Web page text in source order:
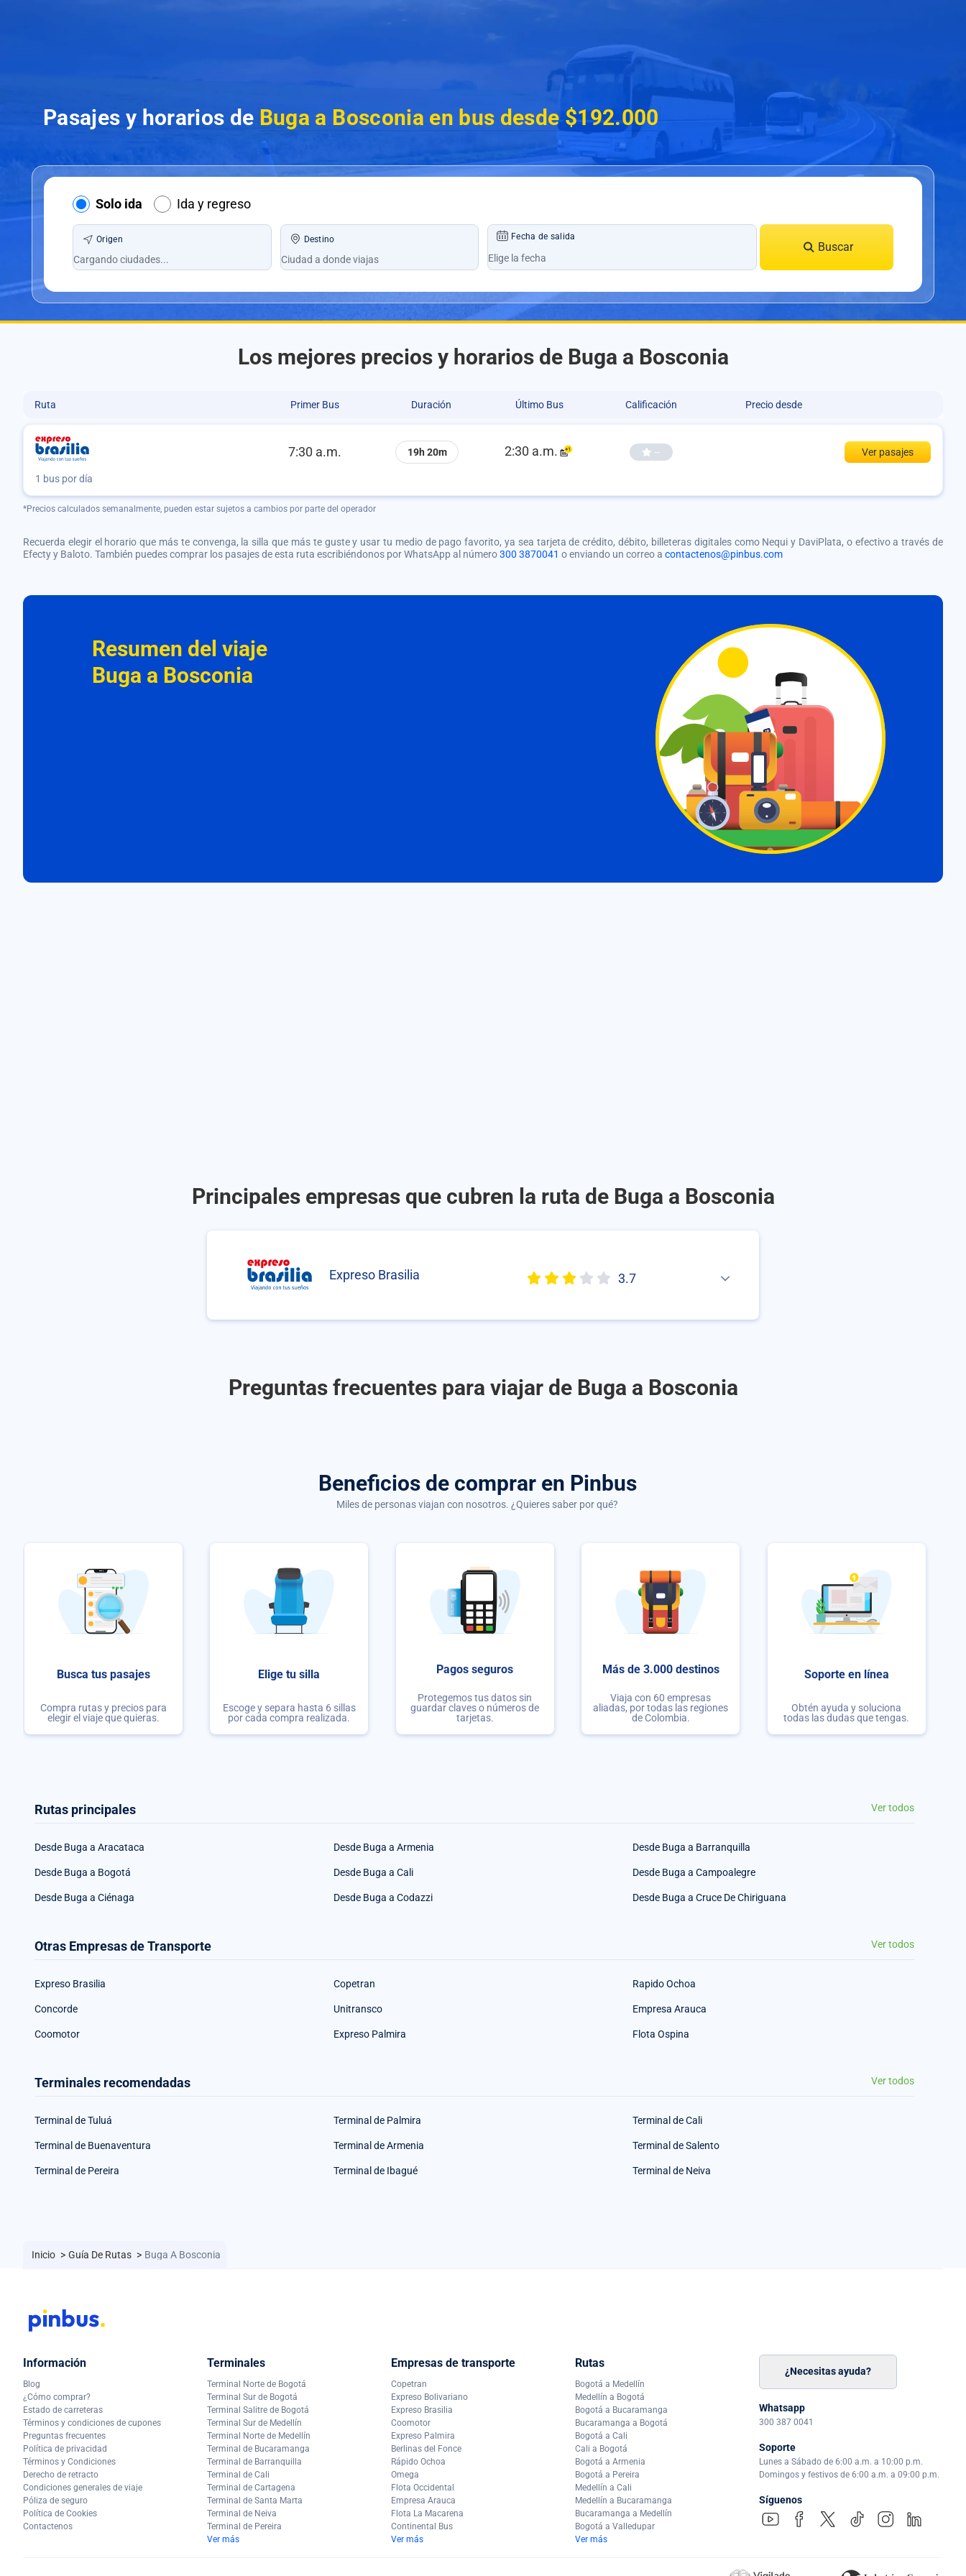
Pasajes y horarios de Buga a Bosconia en bus desde $192.000
Solo ida Ida y regreso
Origen Destino Fecha de salida
Buscar
Los mejores precios y horarios de Buga a Bosconia
Ruta Primer Bus Duración Último Bus Calificación Precio desde
7:30 a.m. 19h 20m 2:30 a.m. -- Ver pasajes
1 bus por día
*Precios calculados semanalmente, pueden estar sujetos a cambios por parte del operador
Recuerda elegir el horario que más te convenga, la silla que más te guste y usar tu medio de pago favorito, ya sea tarjeta de crédito, débito, billeteras digitales como Nequi y DaviPlata, o efectivo a través de
Efecty y Baloto. También puedes comprar los pasajes de esta ruta escribiéndonos por WhatsApp al número300 3870041 o enviando un correo a contactenos@pinbus.com
Resumen del viaje
Buga a Bosconia
Principales empresas que cubren la ruta de Buga a Bosconia
Expreso Brasilia 3.7
Preguntas frecuentes para viajar de Buga a Bosconia
Beneficios de comprar en Pinbus
Miles de personas viajan con nosotros. ¿Quieres saber por qué?
Busca tus pasajes
Compra rutas y precios para
elegir el viaje que quieras.
Elige tu silla
Escoge y separa hasta 6 sillas
por cada compra realizada.
Pagos seguros
Protegemos tus datos sin
guardar claves o números de
tarjetas.
Más de 3.000 destinos
Viaja con 60 empresas
aliadas, por todas las regiones
de Colombia.
Soporte en línea
Obtén ayuda y soluciona
todas las dudas que tengas.
Rutas principales Ver todos
Desde Buga a Aracataca Desde Buga a Armenia Desde Buga a Barranquilla
Desde Buga a Bogotá Desde Buga a Cali Desde Buga a Campoalegre
Desde Buga a Ciénaga Desde Buga a Codazzi Desde Buga a Cruce De Chiriguana
Otras Empresas de Transporte Ver todos
Expreso Brasilia Copetran Rapido Ochoa
Concorde Unitransco Empresa Arauca
Coomotor Expreso Palmira Flota Ospina
Terminales recomendadas Ver todos
Terminal de Tuluá Terminal de Palmira Terminal de Cali
Terminal de Buenaventura Terminal de Armenia Terminal de Salento
Terminal de Pereira Terminal de Ibagué Terminal de Neiva
Inicio > Guía De Rutas > Buga A Bosconia
Información
Blog
¿Cómo comprar?
Estado de carreteras
Términos y condiciones de cupones
Preguntas frecuentes
Política de privacidad
Términos y Condiciones
Derecho de retracto
Condiciones generales de viaje
Póliza de seguro
Política de Cookies
Contactenos
Terminales
Terminal Norte de Bogotá
Terminal Sur de Bogotá
Terminal Salitre de Bogotá
Terminal Sur de Medellín
Terminal Norte de Medellín
Terminal de Bucaramanga
Terminal de Barranquilla
Terminal de Cali
Terminal de Cartagena
Terminal de Santa Marta
Terminal de Neiva
Terminal de Pereira
Ver más
Empresas de transporte
Copetran
Expreso Bolivariano
Expreso Brasilia
Coomotor
Expreso Palmira
Berlinas del Fonce
Rápido Ochoa
Omega
Flota Occidental
Empresa Arauca
Flota La Macarena
Continental Bus
Ver más
Rutas
Bogotá a Medellín
Medellín a Bogotá
Bogotá a Bucaramanga
Bucaramanga a Bogotá
Bogotá a Cali
Cali a Bogotá
Bogotá a Armenia
Bogotá a Pereira
Medellín a Cali
Medellín a Bucaramanga
Bucaramanga a Medellín
Bogotá a Valledupar
Ver más
¿Necesitas ayuda?
Whatsapp
300 387 0041
Soporte
Lunes a Sábado de 6:00 a.m. a 10:00 p.m.
Domingos y festivos de 6:00 a.m. a 09:00 p.m.
Síguenos